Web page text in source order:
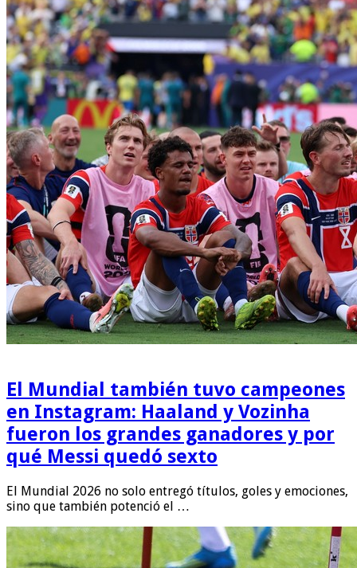
El Mundial también tuvo campeones
en Instagram: Haaland y Vozinha
fueron los grandes ganadores y por
qué Messi quedó sexto
El Mundial 2026 no solo entregó títulos, goles y emociones,
sino que también potenció el …